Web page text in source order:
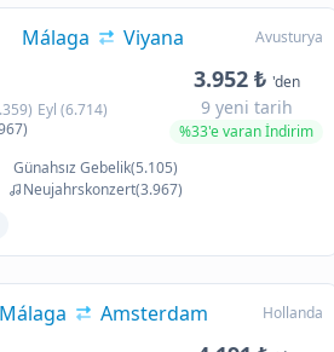
Avusturya
Málaga Viyana
Eyl (6.714)
3.952 ₺ 'den
9 yeni tarih
%33'e varan İndirim
Günahsız Gebelik(5.105)
Neujahrskonzert(3.967)
Hollanda
Málaga Amsterdam